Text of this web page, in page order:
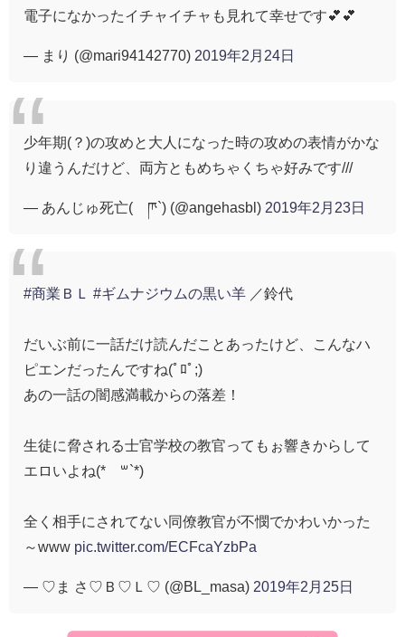
電子になかったイチャイチャも見れて幸せです💕💕
— まり (@mari94142770) 2019年2月24日
少年期(？)の攻めと大人になった時の攻めの表情がかな
り違うんだけど、両方ともめちゃくちゃ好みです///
— あんじゅ死亡(´ཫ`) (@angehasbl) 2019年2月23日
#商業ＢＬ #ギムナジウムの黒い羊 ／鈴代
だいぶ前に一話だけ読んだことあったけど、こんなハ
ピエンだったんですね(ﾟﾛﾟ;)
あの一話の闇感満載からの落差！
生徒に脅される士官学校の教官ってもぉ響きからして
エロいよね(*´꒳`*)
全く相手にされてない同僚教官が不憫でかわいかった
～www pic.twitter.com/ECFcaYzbPa
— ♡ま さ♡Ｂ♡Ｌ♡ (@BL_masa) 2019年2月25日